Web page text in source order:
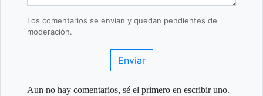
Los comentarios se envían y quedan pendientes de
moderación.
Enviar
Aun no hay comentarios, sé el primero en escribir uno.